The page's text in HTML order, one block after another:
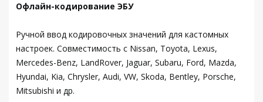
Офлайн-кодирование ЭБУ
Ручной ввод кодировочных значений для кастомных
настроек. Совместимость с Nissan, Toyota, Lexus,
Mercedes-Benz, LandRover, Jaguar, Subaru, Ford, Mazda,
Hyundai, Kia, Chrysler, Audi, VW, Skoda, Bentley, Porsche,
Mitsubishi и др.